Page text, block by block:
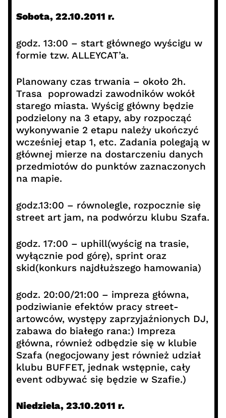
Sobota, 22.10.2011 r.
godz. 13:00 – start głównego wyścigu w
formie tzw. ALLEYCAT’a.
Planowany czas trwania – około 2h.
Trasa poprowadzi zawodników wokół
starego miasta. Wyścig główny będzie
podzielony na 3 etapy, aby rozpocząć
wykonywanie 2 etapu należy ukończyć
wcześniej etap 1, etc. Zadania polegają w
głównej mierze na dostarczeniu danych
przedmiotów do punktów zaznaczonych
na mapie.
godz.13:00 – równolegle, rozpocznie się
street art jam, na podwórzu klubu Szafa.
godz. 17:00 – uphill(wyścig na trasie,
wyłącznie pod górę), sprint oraz
skid(konkurs najdłuższego hamowania)
godz. 20:00/21:00 – impreza główna,
podziwianie efektów pracy street-
artowców, występy zaprzyjaźnionych DJ,
zabawa do białego rana:) Impreza
główna, również odbędzie się w klubie
Szafa (negocjowany jest również udział
klubu BUFFET, jednak wstępnie, cały
event odbywać się będzie w Szafie.)
Niedziela, 23.10.2011 r.